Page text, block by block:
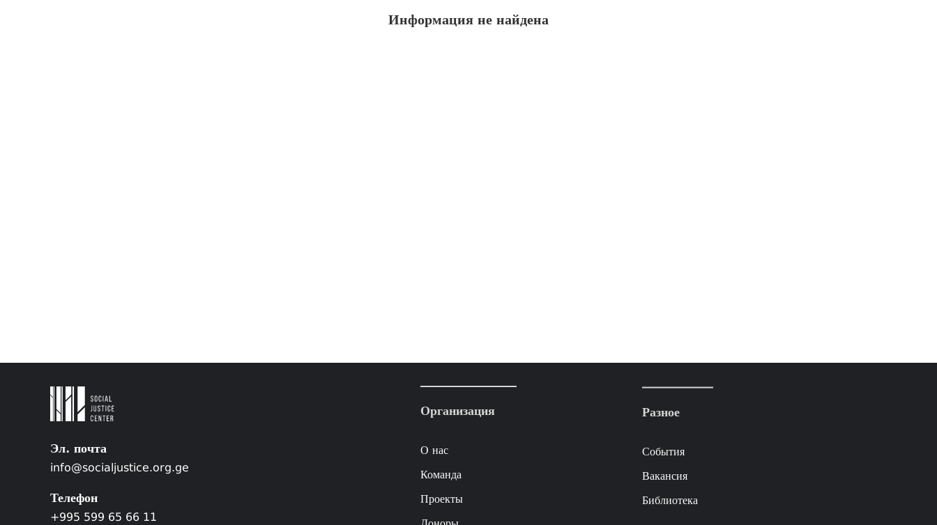
Информация не найдена
Эл. почта
info@socialjustice.org.ge
Телефон
+995 599 65 66 11
Организация
О нас
Команда
Проекты
Разное
События
Вакансия
Библиотека